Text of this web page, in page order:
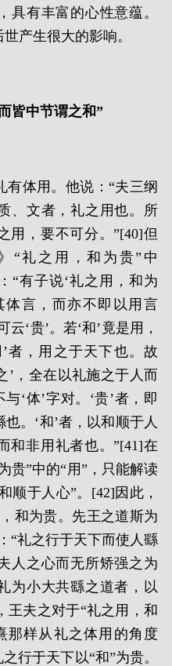
具有丰富的心性意蕴。
产生很大的影响。
皆中节谓之和”
体用。他说：“夫三纲
、文者，礼之用也。所
用，要不可分。”[40]但
“礼之用，和为贵”中
“有子说‘礼之用，和为
体言，而亦不即以用言
云‘贵’。若‘和’竟是用，
者，用之于天下也。故
’，全在以礼施之于人而
‘体’字对。‘贵’者，即
。‘和’者，以和顺于人
和非用礼者也。”[41]在
贵”中的“用”，只能解读
顺于人心”。[42]因此，
和为贵。先王之道斯为
“礼之行于天下而使人繇
人之心而无所矫强之为
为小大共繇之道者，以
王夫之对于“礼之用，和
那样从礼之体用的角度
行于天下以“和”为贵。